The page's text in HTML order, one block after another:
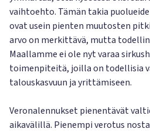
vaihtoehto. Tämän takia
ovat usein pienten muutosten
arvo on merkittävä, mutta
Maallamme ei ole nyt varaa
toimenpiteitä, joilla on todellisia
talouskasvuun ja yrittämiseen.
Veronalennukset pienentävät
aikavälillä. Pienempi verotus